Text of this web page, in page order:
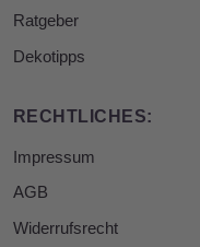
Ratgeber
Dekotipps
RECHTLICHES:
Impressum
AGB
Widerrufsrecht